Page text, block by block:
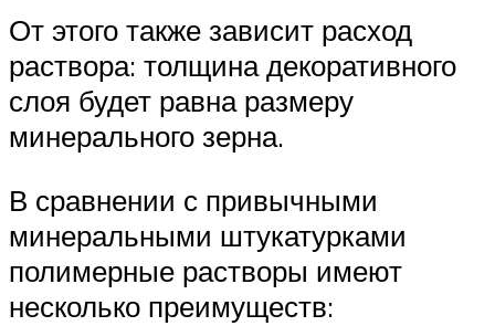
От этого также зависит расход
раствора: толщина декоративного
слоя будет равна размеру
минерального зерна.
В сравнении с привычными
минеральными штукатурками
полимерные растворы имеют
несколько преимуществ: